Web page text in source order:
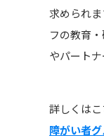
求められ
フの教育
やパートナ
詳しくはこ
障がい者